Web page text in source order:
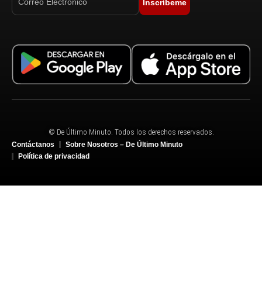
Inscríbeme
© De Último Minuto. Todos los derechos reservados.
Contáctanos
Sobre Nosotros – De Último Minuto
Política de privacidad